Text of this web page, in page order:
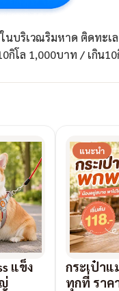
นบริเวณริมหาด ติดทะเล
กิโล 1,000บาท / เกิน
แข็ง
แนะนำ
กระเป๋าแ
ทุกที่ ราค